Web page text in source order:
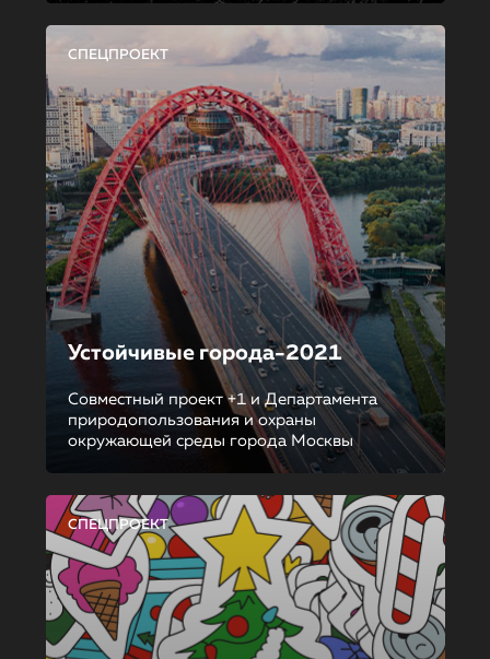
СПЕЦПРОЕКТ
Устойчивые города-2021
Совместный проект +1 и Департамента
природопользования и охраны
окружающей среды города Москвы
СПЕЦПРОЕКТ